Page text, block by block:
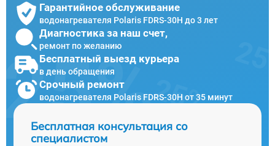
Гарантийное обслуживание
водонагревателя Polaris FDRS-30H до 3 лет
Диагностика за наш счет,
ремонт по желанию
Бесплатный выезд курьера
в день обращения
Срочный ремонт
водонагревателя Polaris FDRS-30H от 35 минут
Бесплатная консультация со
специалистом